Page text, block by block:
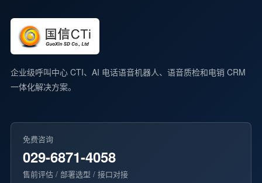
企业级呼叫中心 CTI、AI 电话语音机器人、语音质检和电销 CRM
一体化解决方案。
免费咨询
029-6871-4058
售前评估 / 部署选型 / 接口对接